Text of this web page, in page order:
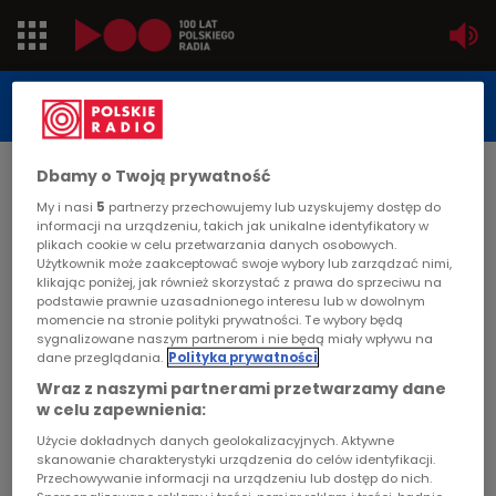
Jedynka
Trójka
Czwórka
PR24
Poland
Kierowcy
Dzieci
STUDIO REPORTAŻU
POLSKIEGO RADIA
DATA PUBLIKACJI:
2004-12-05
STRONA GŁÓWNA>ARTYKUŁ
Moje, Twoje, Nasze: Gmina
Różan
STUDIO REPORTAŻU I DOKUMENTU
Moje, Twoje, Nasze: Gmina Różan
Dbamy o Twoją prywatność
My i nasi 5 partnerzy przechowujemy lub uzyskujemy dostęp do
informacji na urządzeniu, takich jak unikalne identyfikatory w
plikach cookie w celu przetwarzania danych osobowych.
Użytkownik może zaakceptować swoje wybory lub zarządzać nimi,
klikając poniżej, jak również skorzystać z prawa do sprzeciwu na
podstawie prawnie uzasadnionego interesu lub w dowolnym
momencie na stronie polityki prywatności. Te wybory będą
sygnalizowane naszym partnerom i nie będą miały wpływu na
dane przeglądania. Polityka prywatności
Wraz z naszymi partnerami przetwarzamy dane
w celu zapewnienia:
Użycie dokładnych danych geolokalizacyjnych. Aktywne
skanowanie charakterystyki urządzenia do celów identyfikacji.
Przechowywanie informacji na urządzeniu lub dostęp do nich.